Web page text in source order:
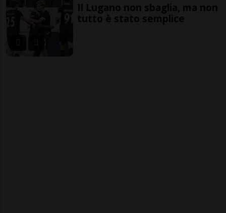
Il Lugano non sbaglia, ma non
tutto è stato semplice